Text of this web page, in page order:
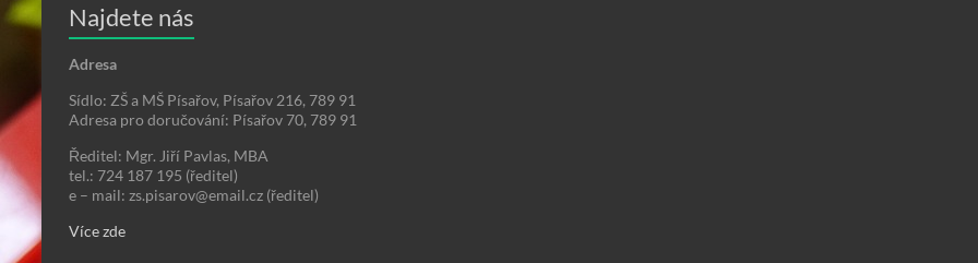
Najdete nás
Adresa
Sídlo: ZŠ a MŠ Písařov, Písařov 216, 789 91
Adresa pro doručování: Písařov 70, 789 91
Ředitel: Mgr. Jiří Pavlas, MBA
tel.: 724 187 195 (ředitel)
e – mail: zs.pisarov@email.cz (ředitel)
Více zde